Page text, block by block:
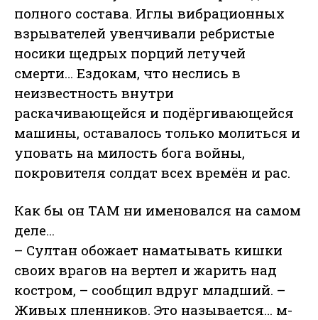
полного состава. Иглы вибрационных
взрывателей увенчивали ребристые
носики щедрых порций летучей
смерти… Ездокам, что неслись в
неизвестность внутри
раскачивающейся и подёргивающейся
машины, оставалось только молиться и
уповать на милость бога войны,
покровителя солдат всех времён и рас.
Как бы он ТАМ ни именовался на самом
деле…
– Султан обожает наматывать кишки
своих врагов на вертел и жарить над
костром, – сообщил вдруг младший. –
Живых пленников. Это называется… м-